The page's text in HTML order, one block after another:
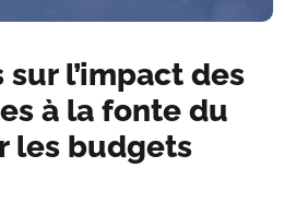
l’impact des
à la fonte du
les budgets